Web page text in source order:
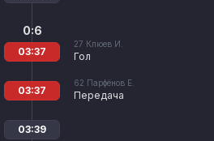
27 Клюев И.
Гол
0:6
03:37
62 Парфёнов Е.
Передача
03:37
03:39